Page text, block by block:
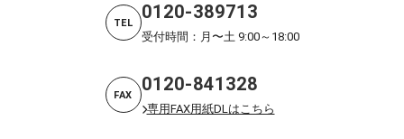
TEL 0120-389713
受付時間：月〜土 9:00～18:00
FAX 0120-841328
専用FAX用紙DLはこちら